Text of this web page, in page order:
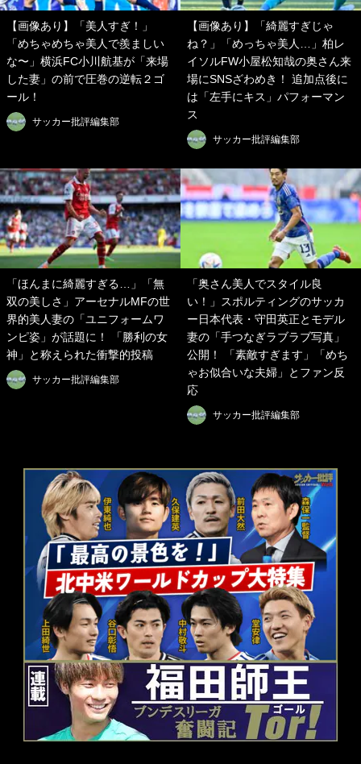
【画像あり】「美人すぎ！」
「めちゃめちゃ美人で羨ましい
な〜」横浜FC小川航基が「来場
した妻」の前で圧巻の逆転２ゴ
ール！
サッカー批評編集部
【画像あり】「綺麗すぎじゃ
ね？」「めっちゃ美人…」柏レ
イソルFW小屋松知哉の奥さん来
場にSNSざわめき！ 追加点後に
は「左手にキス」パフォーマン
ス
サッカー批評編集部
「ほんまに綺麗すぎる…」「無
双の美しさ」アーセナルMFの世
界的美人妻の「ユニフォームワ
ンピ姿」が話題に！ 「勝利の女
神」と称えられた衝撃的投稿
サッカー批評編集部
「奥さん美人でスタイル良
い！」スポルティングのサッカ
ー日本代表・守田英正とモデル
妻の「手つなぎラブラブ写真」
公開！ 「素敵すぎます」「めち
ゃお似合いな夫婦」とファン反
応
サッカー批評編集部